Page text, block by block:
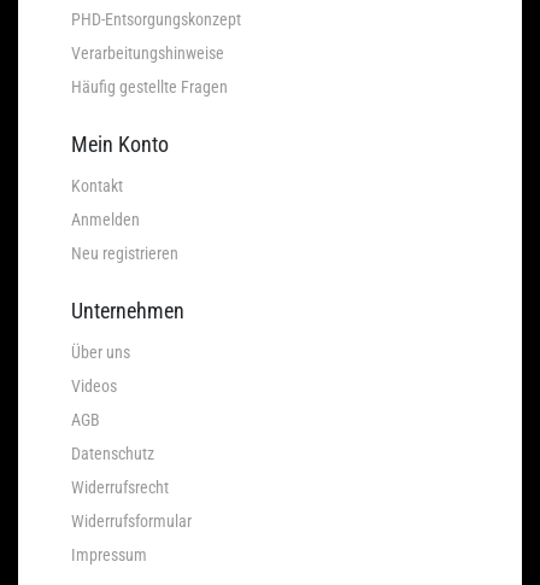
PHD-Entsorgungskonzept
Verarbeitungshinweise
Häufig gestellte Fragen
Mein Konto
Kontakt
Anmelden
Neu registrieren
Unternehmen
Über uns
Videos
AGB
Datenschutz
Widerrufsrecht
Widerrufsformular
Impressum